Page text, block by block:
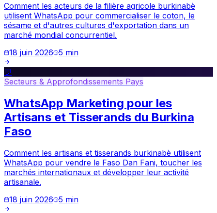
Comment les acteurs de la filière agricole burkinabè
utilisent WhatsApp pour commercialiser le coton, le
sésame et d'autres cultures d'exportation dans un
marché mondial concurrentiel.
18 juin 2026 5 min
💬
Secteurs & Approfondissements Pays
WhatsApp Marketing pour les
Artisans et Tisserands du Burkina
Faso
Comment les artisans et tisserands burkinabè utilisent
WhatsApp pour vendre le Faso Dan Fani, toucher les
marchés internationaux et développer leur activité
artisanale.
18 juin 2026 5 min